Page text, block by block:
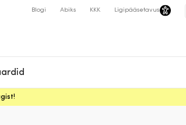
Blogi Abiks KKK Ligipääsetavus